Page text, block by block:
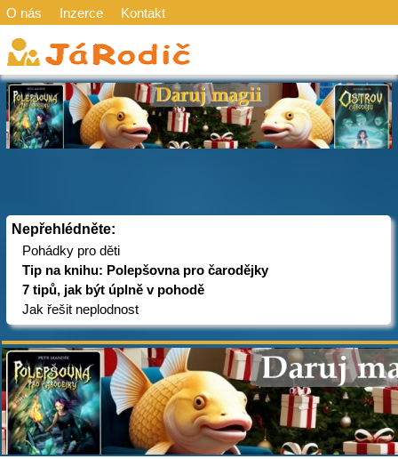
O nás Inzerce Kontakt
Nepřehlédněte:
Pohádky pro děti
Tip na knihu: Polepšovna pro čarodějky
7 tipů, jak být úplně v pohodě
Jak řešit neplodnost